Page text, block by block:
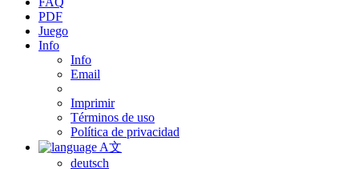
PDF
Juego
Info
Info
Email
Imprimir
Términos de uso
Política de privacidad
A文
deutsch